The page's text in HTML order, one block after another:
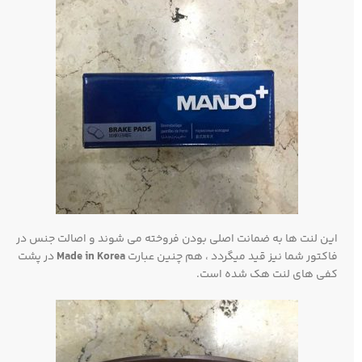
این لنت ها به ضمانت اصلی بودن فروخته می شوند و اصالت جنس در
فاکتور شما نیز قید میگردد ، هم چنین عبارت
در پشت
کفی های لنت هک شده است.